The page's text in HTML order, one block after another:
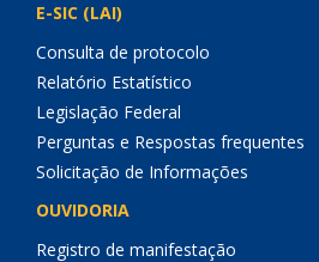
E-SIC (LAI)
Consulta de protocolo
Relatório Estatístico
Legislação Federal
Perguntas e Respostas frequentes
Solicitação de Informações
OUVIDORIA
Registro de manifestação